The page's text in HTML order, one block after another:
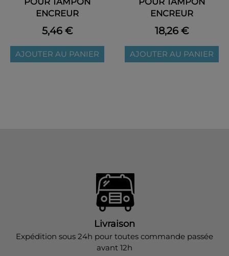
ENCREUR
5,46 €
AJOUTER AU PANIER
ENCREUR
18,26 €
AJOUTER AU PANIER
Livraison
Expédition sous 24h pour toutes commande passée
avant 12h